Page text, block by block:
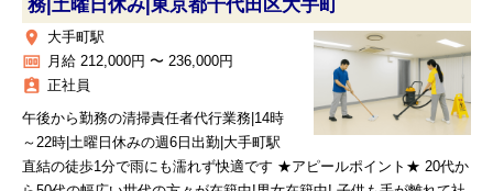
務|土曜日休み|東京都千代田区大手町
place 大手町駅
money 月給 212,000円 〜 236,000円
assignment_ind 正社員
午後から勤務の清掃責任者代行業務|14時
～22時|土曜日休みの週6日出勤|大手町駅
直結の徒歩1分で雨にも濡れず快適です ★アピールポイント★ 20代か